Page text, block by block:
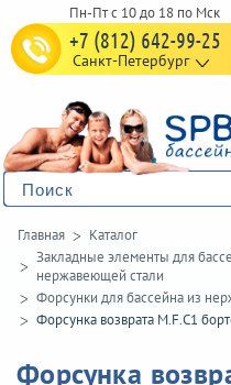
+7 (812) 642-99-25
Санкт-Петербург
Главная
Каталог
Закладные элементы для
нержавеющей стали
Форсунки для бассейна из
Форсунка возврата M.F.C1
Форсунка